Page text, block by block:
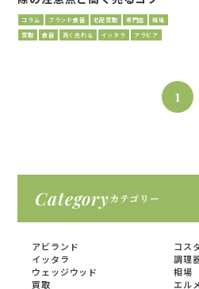
コラム ブランド食器 宅配買取 専門店
相場
買取
食器 高く売れる イッタラ アラビア
1
Categoryカテゴリー
アビランド
コス
イッタラ
調理
ウェッジウッド
相場
買取
エル